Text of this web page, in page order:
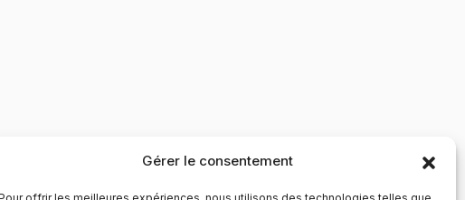
Gérer le consentement